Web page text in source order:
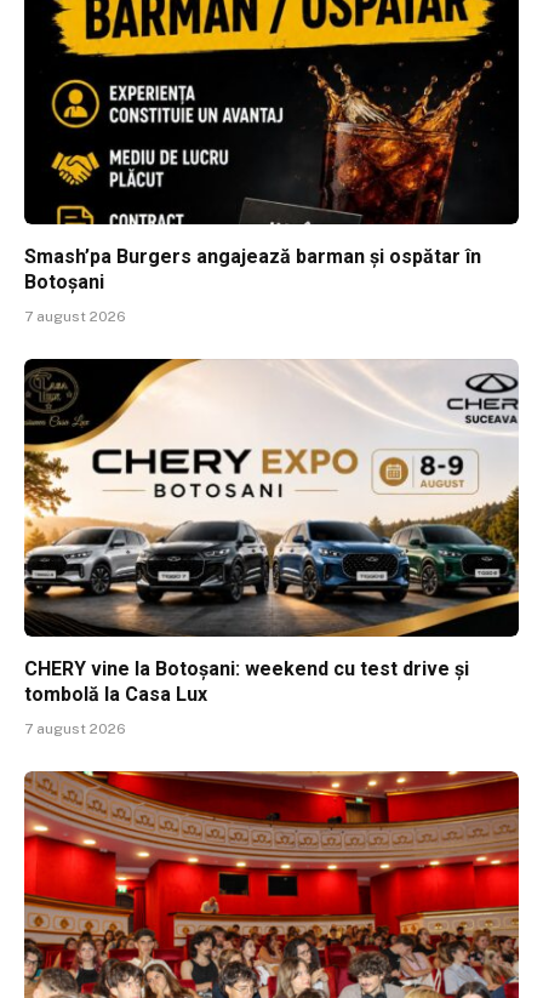
Smash’pa Burgers angajează barman și ospătar în
Botoșani
7 august 2026
CHERY vine la Botoșani: weekend cu test drive și
tombolă la Casa Lux
7 august 2026